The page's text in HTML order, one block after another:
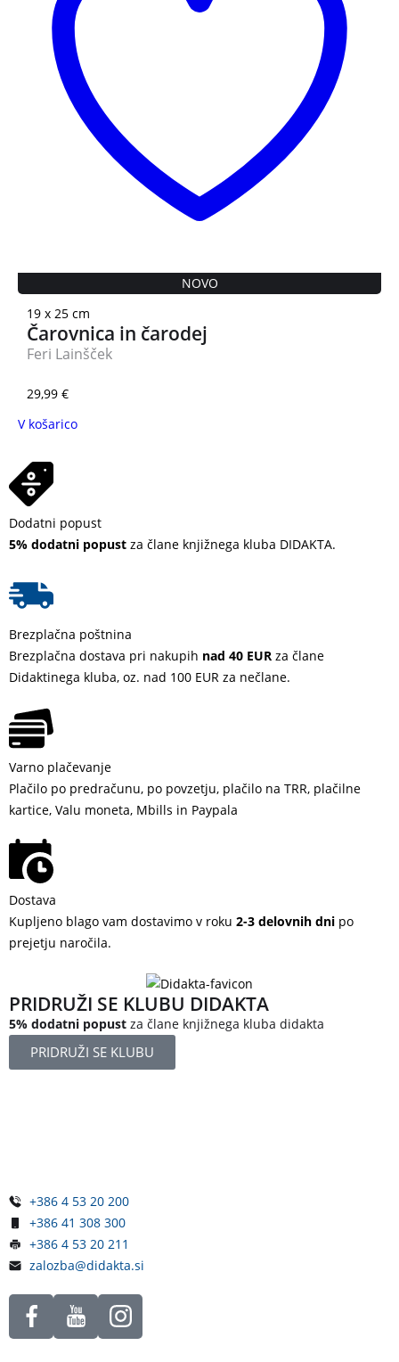
NOVO
19 x 25 cm
Čarovnica in čarodej
Feri Lainšček
29,99 €
V košarico
Dodatni popust
5% dodatni popust za člane knjižnega kluba DIDAKTA.
Brezplačna poštnina
Brezplačna dostava pri nakupih nad 40 EUR za člane
Didaktinega kluba, oz. nad 100 EUR za nečlane.
Varno plačevanje
Plačilo po predračunu, po povzetju, plačilo na TRR, plačilne
kartice, Valu moneta, Mbills in Paypala
Dostava
Kupljeno blago vam dostavimo v roku 2-3 delovnih dni po
prejetju naročila.
PRIDRUŽI SE KLUBU DIDAKTA
5% dodatni popust za člane knjižnega kluba didakta
PRIDRUŽI SE KLUBU
+386 4 53 20 200
+386 41 308 300
+386 4 53 20 211
zalozba@didakta.si